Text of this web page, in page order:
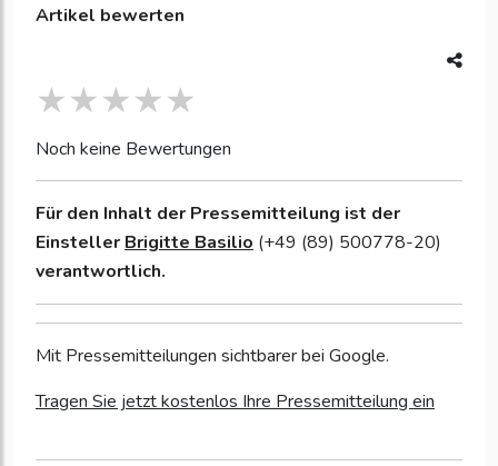
Artikel bewerten
Noch keine Bewertungen
Für den Inhalt der Pressemitteilung ist der
Einsteller Brigitte Basilio (+49 (89) 500778-20)
verantwortlich.
Mit Pressemitteilungen sichtbarer bei Google.
Tragen Sie jetzt kostenlos Ihre Pressemitteilung ein